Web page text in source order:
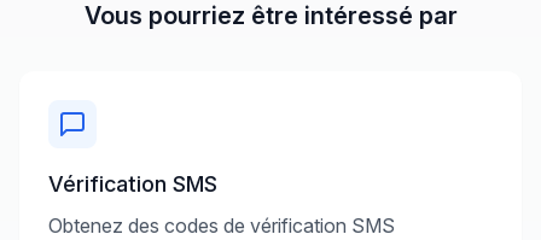
Vous pourriez être intéressé par
Vérification SMS
Obtenez des codes de vérification SMS